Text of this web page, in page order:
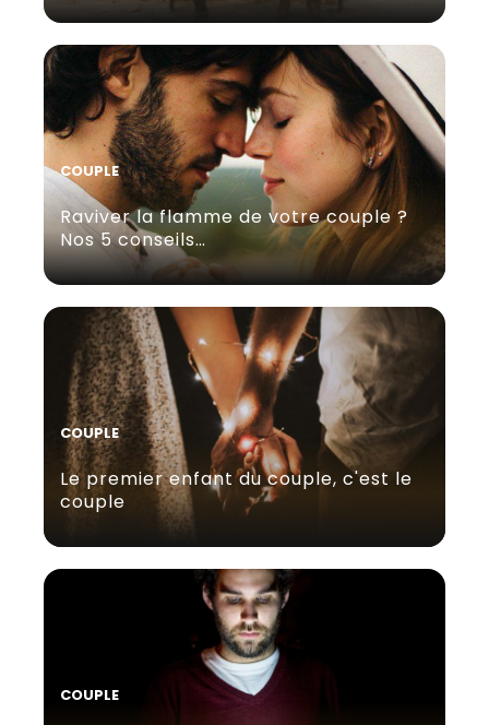
COUPLE
Raviver la flamme de votre couple ?
Nos 5 conseils…
COUPLE
Le premier enfant du couple, c'est le
couple
COUPLE